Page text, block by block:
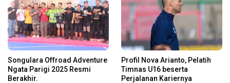
Songulara Offroad Adventure
Ngata Parigi 2025 Resmi
Berakhir.
Profil Nova Arianto, Pelatih
Timnas U16 beserta
Perjalanan Kariernya